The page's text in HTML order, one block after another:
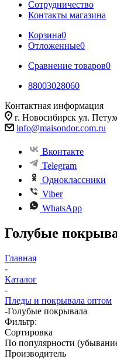
Сотрудничество
Контакты магазина
Корзина0
Отложенные0
Сравнение товаров0
88003028060
Контактная информация
г. Новосибирск ул.
info@maisondor.com.ru
Вконтакте
Telegram
Одноклассники
Viber
WhatsApp
Голубые
Главная
-
Каталог
-
Пледы и покрывала оптом
-Голубые покрывала
Фильтр:
Сортировка
По популярности
Производитель